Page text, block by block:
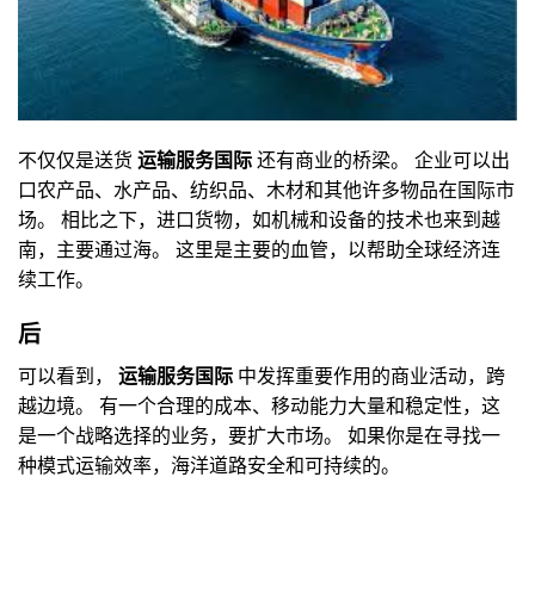
不仅仅是送货 运输服务国际 还有商业的桥梁。 企业可以出
口农产品、水产品、纺织品、木材和其他许多物品在国际市
场。 相比之下，进口货物，如机械和设备的技术也来到越
南，主要通过海。 这里是主要的血管，以帮助全球经济连
续工作。
后
可以看到， 运输服务国际 中发挥重要作用的商业活动，跨
越边境。 有一个合理的成本、移动能力大量和稳定性，这
是一个战略选择的业务，要扩大市场。 如果你是在寻找一
种模式运输效率，海洋道路安全和可持续的。